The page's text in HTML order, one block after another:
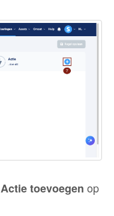
Actie toevoegen op